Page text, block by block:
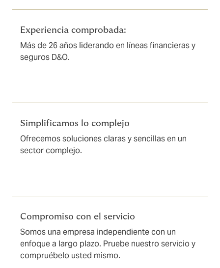
Experiencia comprobada:
Más de 26 años liderando en líneas financieras y
seguros D&O.
Simplificamos lo complejo
Ofrecemos soluciones claras y sencillas en un
sector complejo.
Compromiso con el servicio
Somos una empresa independiente con un
enfoque a largo plazo. Pruebe nuestro servicio y
compruébelo usted mismo.